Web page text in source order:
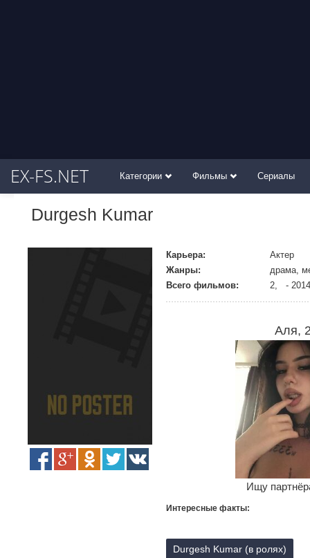
EX-FS.NET Категории Фильмы Сериалы
Durgesh Kumar
Карьера:
Актер
Жанры:
драма,
Всего фильмов:
2, - 2014
Аля,
Ищу
Интересные факты:
Durgesh Kumar (в ролях)